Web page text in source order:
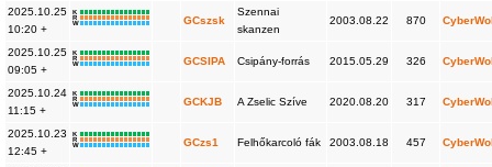
2025.10.25
10:20 +
K
R
W
GCszsk
Szennai
skanzen
2003.08.22 870
2025.10.25
09:05 +
K
R
W
GCSIPA Csipány-forrás 2015.05.29 326
2025.10.24
11:15 +
K
R
W
GCKJB A Zselic Szíve 2020.08.20 317
2025.10.23
12:45 +
K
R
W
GCzs1 Felhőkarcoló fák 2003.08.18 457